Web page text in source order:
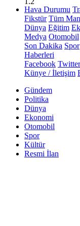
Hava Durumu
Fikstür Tüm
Dünya Eğitim
Medya Otomobil
Son Dakika Spor
Haberleri
Facebook Twitter
Künye / İletişim
Gündem
Politika
Dünya
Ekonomi
Otomobil
Spor
Kültür
Resmi İlan